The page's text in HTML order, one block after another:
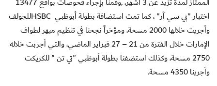
اختبار "بي سي آر" ، كما تمت استضافة بطولة أبوظبي HSBCللجولف
وأجريت خلالها 2000 مسحة، ومؤخراً نجحنا في تنظيم مبهر لطواف
الإمارات خلال الفترة من 21 – 27 فبراير الماضي، والتي أجربت خلاله
2750 مسحة، وكذلك استضفنا بطولة أبوظبي "تي تن " للكريكت
وأجرينا 4350 مسحة
.